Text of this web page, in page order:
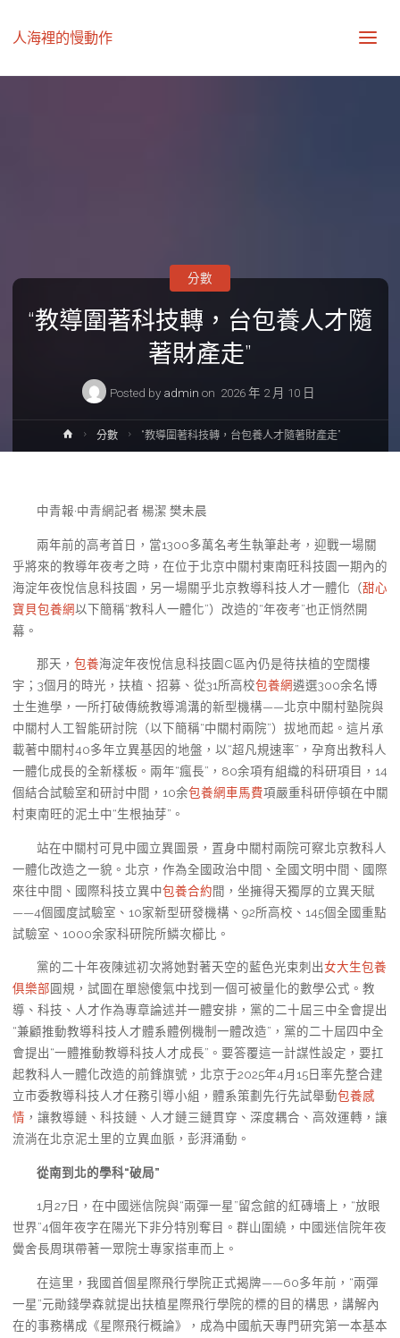
人海裡的慢動作
“教導圍著科技轉，台包養人才隨
著財產走”
Posted by admin on 2026 年 2 月 10 日
分數
Home分數 “教導圍著科技轉，台包養人才隨著財產走”
中青報·中青網記者 楊潔 樊未晨
兩年前的高考首日，當1300多萬名考生執筆赴考，迎戰一場關
乎將來的教導年夜考之時，在位于北京中關村東南旺科技園一期內的
海淀年夜悅信息科技園，另一場關乎北京教導科技人才一體化（甜心
寶貝包養網以下簡稱“教科人一體化”）改造的“年夜考”也正悄然開
幕。
那天， 包養海淀年夜悅信息科技園C區內仍是待扶植的空闊樓
宇；3個月的時光，扶植、招募、從31所高校包養網遴選300余名博
士生進學，一所打破傳統教導鴻溝的新型機構——北京中關村塾院與
中關村人工智能研討院（以下簡稱“中關村兩院”）拔地而起。這片承
載著中關村40多年立異基因的地盤，以“超凡規速率”，孕育出教科人
一體化成長的全新樣板。兩年“瘋長”，80余項有組織的科研項目，14
個結合試驗室和研討中間，10余包養網車馬費項嚴重科研停頓在中關
村東南旺的泥土中“生根抽芽”。
站在中關村可見中國立異圖景，置身中關村兩院可察北京教科人
一體化改造之一貌。北京，作為全國政治中間、全國文明中間、國際
來往中間、國際科技立異中包養合約間，坐擁得天獨厚的立異天賦
——4個國度試驗室、10家新型研發機構、92所高校、145個全國重點
試驗室、1000余家科研院所鱗次櫛比。
黨的二十年夜陳述初次將她對著天空的藍色光束刺出女大生包養
俱樂部圓規，試圖在單戀傻氣中找到一個可被量化的數學公式。教
導、科技、人才作為專章論述并一體安排，黨的二十屆三中全會提出
“兼顧推動教導科技人才體系體例機制一體改造”，黨的二十屆四中全
會提出“一體推動教導科技人才成長”。要答覆這一計謀性設定，要扛
起教科人一體化改造的前鋒旗號，北京于2025年4月15日率先整合建
立市委教導科技人才任務引導小組，體系策劃先行先試舉動包養感
情 ，讓教導鏈、科技鏈、人才鏈三鏈貫穿、深度耦合、高效運轉，讓
流淌在北京泥土里的立異血脈，彭湃涌動。
從南到北的學科“破局”
1月27日，在中國迷信院與“兩彈一星”留念館的紅磚墻上，“放眼
世界”4個年夜字在陽光下非分特別奪目。群山圍繞，中國迷信院年夜
黌舍長周琪帶著一眾院士專家搭車而上。
在這里，我國首個星際飛行學院正式揭牌——60多年前，“兩彈
一星”元勛錢學森就提出扶植星際飛行學院的標的目的構思，講解內
在的事務構成《星際飛行概論》，成為中國航天專門研究第一本基本